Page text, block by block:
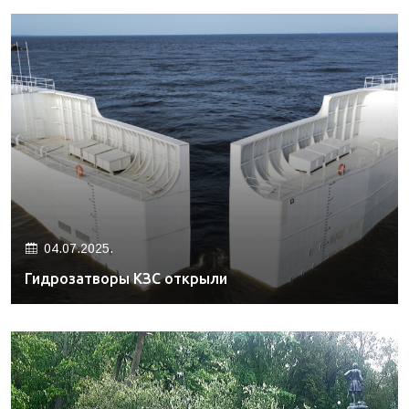
04.07.2025.
Гидрозатворы КЗС открыли